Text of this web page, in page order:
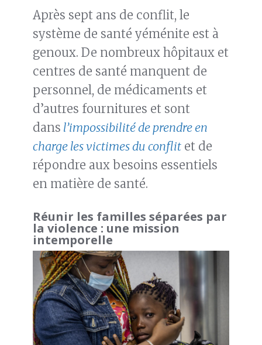
Après sept ans de conflit, le
système de santé yéménite est à
genoux. De nombreux hôpitaux et
centres de santé manquent de
personnel, de médicaments et
d’autres fournitures et sont
dans l’impossibilité de prendre en
charge les victimes du conflit et de
répondre aux besoins essentiels
en matière de santé.
Réunir les familles séparées par
la violence : une mission
intemporelle